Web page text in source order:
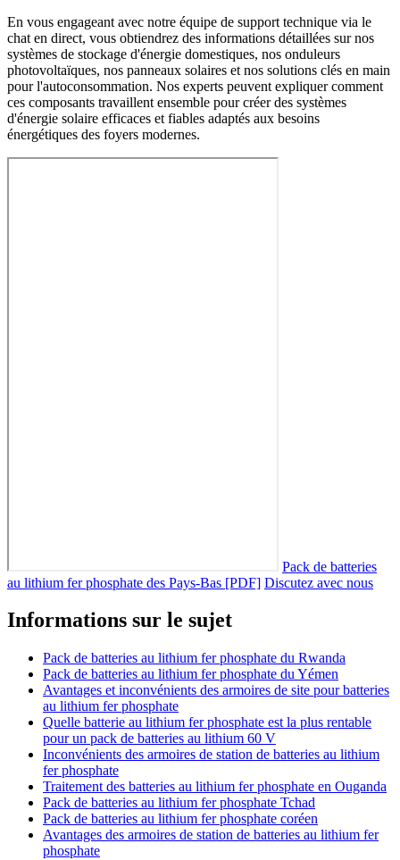
En vous engageant avec notre équipe de support technique via le
chat en direct, vous obtiendrez des informations détaillées sur nos
systèmes de stockage d'énergie domestiques, nos onduleurs
photovoltaïques, nos panneaux solaires et nos solutions clés en main
pour l'autoconsommation. Nos experts peuvent expliquer comment
ces composants travaillent ensemble pour créer des systèmes
d'énergie solaire efficaces et fiables adaptés aux besoins
énergétiques des foyers modernes.
Pack de batteries
au lithium fer phosphate des Pays-Bas [PDF] Discutez avec nous
Informations sur le sujet
Pack de batteries au lithium fer phosphate du Rwanda
Pack de batteries au lithium fer phosphate du Yémen
Avantages et inconvénients des armoires de site pour batteries
au lithium fer phosphate
Quelle batterie au lithium fer phosphate est la plus rentable
pour un pack de batteries au lithium 60 V
Inconvénients des armoires de station de batteries au lithium
fer phosphate
Traitement des batteries au lithium fer phosphate en Ouganda
Pack de batteries au lithium fer phosphate Tchad
Pack de batteries au lithium fer phosphate coréen
Avantages des armoires de station de batteries au lithium fer
phosphate